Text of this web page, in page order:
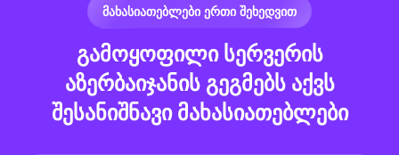
ᲛᲐᲮᲐᲡᲘᲐᲗᲔᲑᲚᲔᲑᲘ ᲔᲠᲗᲘ ᲨᲔᲮᲔᲓᲕᲘᲗ
გამოყოფილი სერვერის
აზერბაიჯანის გეგმებს აქვს
შესანიშნავი მახასიათებლები